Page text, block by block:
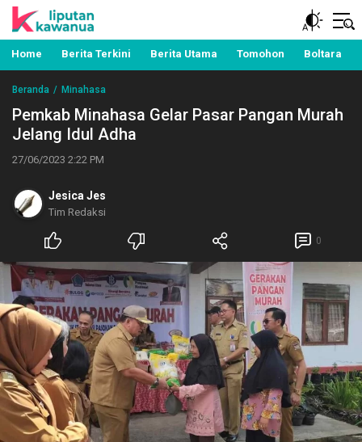
Liputan Kawanua
Berita Manado, Sulawesi Utara, Kawanua, Politik,
Pemerintahan, Hukum Kriminal dan Nasional
Home Berita Terkini Berita Utama Tomohon Boltara
Beranda Minahasa
Pemkab Minahasa Gelar Pasar Pangan Murah
Jelang Idul Adha
27/06/2023 2:22 PM
Jesica Jes
Tim Redaksi
0